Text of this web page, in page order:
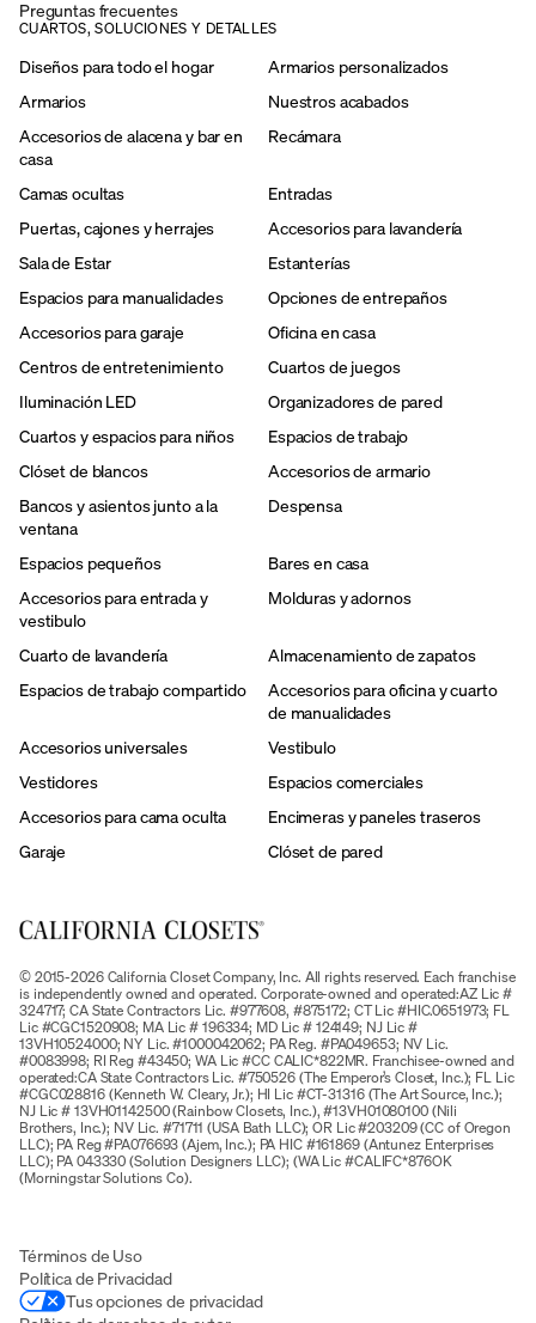
Preguntas frecuentes
CUARTOS, SOLUCIONES Y DETALLES
Diseños para todo el hogar
Armarios personalizados
Armarios
Nuestros acabados
Accesorios de alacena y bar en
casa
Recámara
Camas ocultas
Entradas
Puertas, cajones y herrajes
Accesorios para lavandería
Sala de Estar
Estanterías
Espacios para manualidades
Opciones de entrepaños
Accesorios para garaje
Oficina en casa
Centros de entretenimiento
Cuartos de juegos
Iluminación LED
Organizadores de pared
Cuartos y espacios para niños
Espacios de trabajo
Clóset de blancos
Accesorios de armario
Bancos y asientos junto a la
ventana
Despensa
Espacios pequeños
Bares en casa
Accesorios para entrada y
vestibulo
Molduras y adornos
Cuarto de lavandería
Almacenamiento de zapatos
Espacios de trabajo compartido
Accesorios para oficina y cuarto
de manualidades
Accesorios universales
Vestibulo
Vestidores
Espacios comerciales
Accesorios para cama oculta
Encimeras y paneles traseros
Garaje
Clóset de pared
© 2015-2026 California Closet Company, Inc. All rights reserved. Each franchise
is independently owned and operated. Corporate-owned and operated:AZ Lic #
324717; CA State Contractors Lic. #977608, #875172; CT Lic #HIC.0651973; FL
Lic #CGC1520908; MA Lic # 196334; MD Lic # 124149; NJ Lic #
13VH10524000; NY Lic. #1000042062; PA Reg. #PA049653; NV Lic.
#0083998; RI Reg #43450; WA Lic #CC CALIC*822MR. Franchisee-owned and
operated:CA State Contractors Lic. #750526 (The Emperor’s Closet, Inc.); FL Lic
#CGC028816 (Kenneth W. Cleary, Jr.); HI Lic #CT-31316 (The Art Source, Inc.);
NJ Lic # 13VH01142500 (Rainbow Closets, Inc.), #13VH01080100 (Nili
Brothers, Inc.); NV Lic. #71711 (USA Bath LLC); OR Lic #203209 (CC of Oregon
LLC); PA Reg #PA076693 (Ajem, Inc.); PA HIC #161869 (Antunez Enterprises
LLC); PA 043330 (Solution Designers LLC); (WA Lic #CALIFC*876OK
(Morningstar Solutions Co).
Términos de Uso
Política de Privacidad
Tus opciones de privacidad